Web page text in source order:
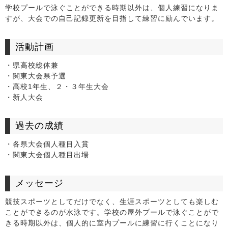
学校プールで泳ぐことができる時期以外は、個人練習になりま
すが、大会での自己記録更新を目指して練習に励んでいます。
活動計画
・県高校総体兼
・関東大会県予選
・高校1年生、２・３年生大会
・新人大会
過去の成績
・各県大会個人種目入賞
・関東大会個人種目出場
メッセージ
競技スポーツとしてだけでなく、生涯スポーツとしても楽しむ
ことができるのが水泳です。学校の屋外プールで泳ぐことがで
きる時期以外は、個人的に室内プールに練習に行くことになり